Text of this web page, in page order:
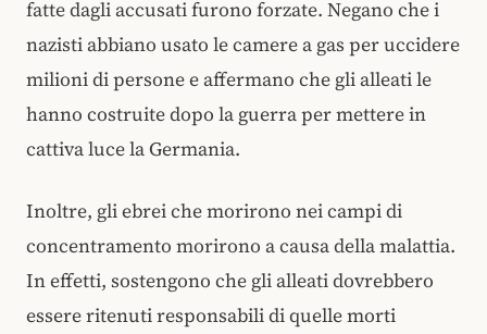
fatte dagli accusati furono forzate. Negano che i
nazisti abbiano usato le camere a gas per uccidere
milioni di persone e affermano che gli alleati le
hanno costruite dopo la guerra per mettere in
cattiva luce la Germania.
Inoltre, gli ebrei che morirono nei campi di
concentramento morirono a causa della malattia.
In effetti, sostengono che gli alleati dovrebbero
essere ritenuti responsabili di quelle morti